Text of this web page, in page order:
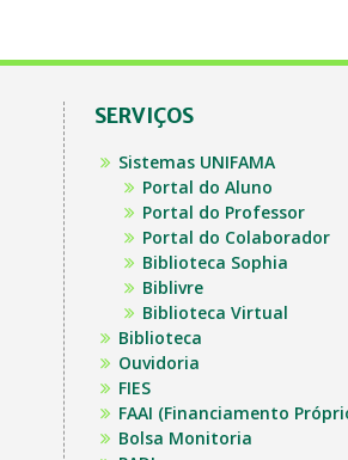
SERVIÇOS
Sistemas UNIFAMA
Portal do Aluno
Portal do Professor
Portal do Colaborador
Biblioteca Sophia
Biblivre
Biblioteca Virtual
Biblioteca
Ouvidoria
FIES
FAAI (Financiamento
Bolsa Monitoria